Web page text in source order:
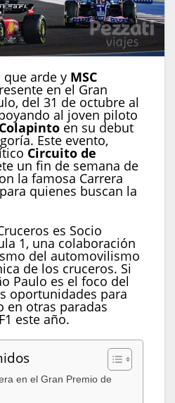
que arde y MSC
en el Gran
del 31 de octubre al
al joven piloto
en su debut
Este evento,
Circuito de
un fin de semana de
la famosa Carrera
quienes buscan la
es Socio
1, una colaboración
del automovilismo
de los cruceros. Si
Paulo es el foco del
oportunidades para
en otras paradas
este año.
en el Gran Premio de